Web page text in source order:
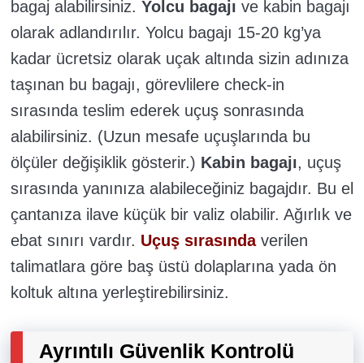
bagaj alabilirsiniz. Yolcu bagajı ve kabin bagajı
olarak adlandırılır. Yolcu bagajı 15-20 kg’ya
kadar ücretsiz olarak uçak altında sizin adınıza
taşınan bu bagajı, görevlilere check-in
sırasında teslim ederek uçuş sonrasında
alabilirsiniz. (Uzun mesafe uçuşlarında bu
ölçüler değişiklik gösterir.) Kabin bagajı, uçuş
sırasında yanınıza alabileceğiniz bagajdır. Bu el
çantanıza ilave küçük bir valiz olabilir. Ağırlık ve
ebat sınırı vardır. Uçuş sırasındaverilen
talimatlara göre baş üstü dolaplarına yada ön
koltuk altına yerleştirebilirsiniz.
Ayrıntılı Güvenlik Kontrolü